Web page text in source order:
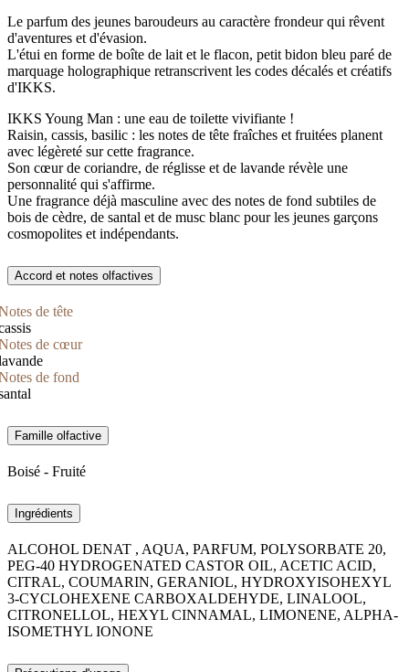
Le parfum des jeunes baroudeurs au caractère frondeur qui rêvent
d'aventures et d'évasion.
L'étui en forme de boîte de lait et le flacon, petit bidon bleu paré de
marquage holographique retranscrivent les codes décalés et créatifs
d'IKKS.
IKKS Young Man : une eau de toilette vivifiante !
Raisin, cassis, basilic : les notes de tête fraîches et fruitées planent
avec légèreté sur cette fragrance.
Son cœur de coriandre, de réglisse et de lavande révèle une
personnalité qui s'affirme.
Une fragrance déjà masculine avec des notes de fond subtiles de
bois de cèdre, de santal et de musc blanc pour les jeunes garçons
cosmopolites et indépendants.
Accord et notes olfactives
de tête
de cœur
de fond
Famille olfactive
Boisé - Fruité
Ingrédients
ALCOHOL DENAT , AQUA, PARFUM, POLYSORBATE 20,
PEG-40 HYDROGENATED CASTOR OIL, ACETIC ACID,
CITRAL, COUMARIN, GERANIOL, HYDROXYISOHEXYL
3-CYCLOHEXENE CARBOXALDEHYDE, LINALOOL,
CITRONELLOL, HEXYL CINNAMAL, LIMONENE, ALPHA-
ISOMETHYL IONONE